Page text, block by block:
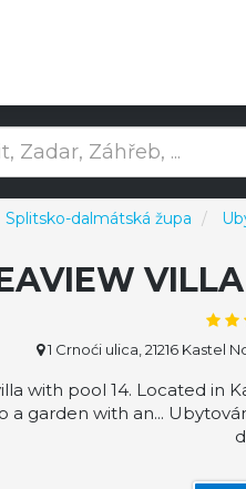
Splitsko-dalmátská župa
1 Crnoći ulica, 21216 Kastel
with pool 14. Located in
garden with an...